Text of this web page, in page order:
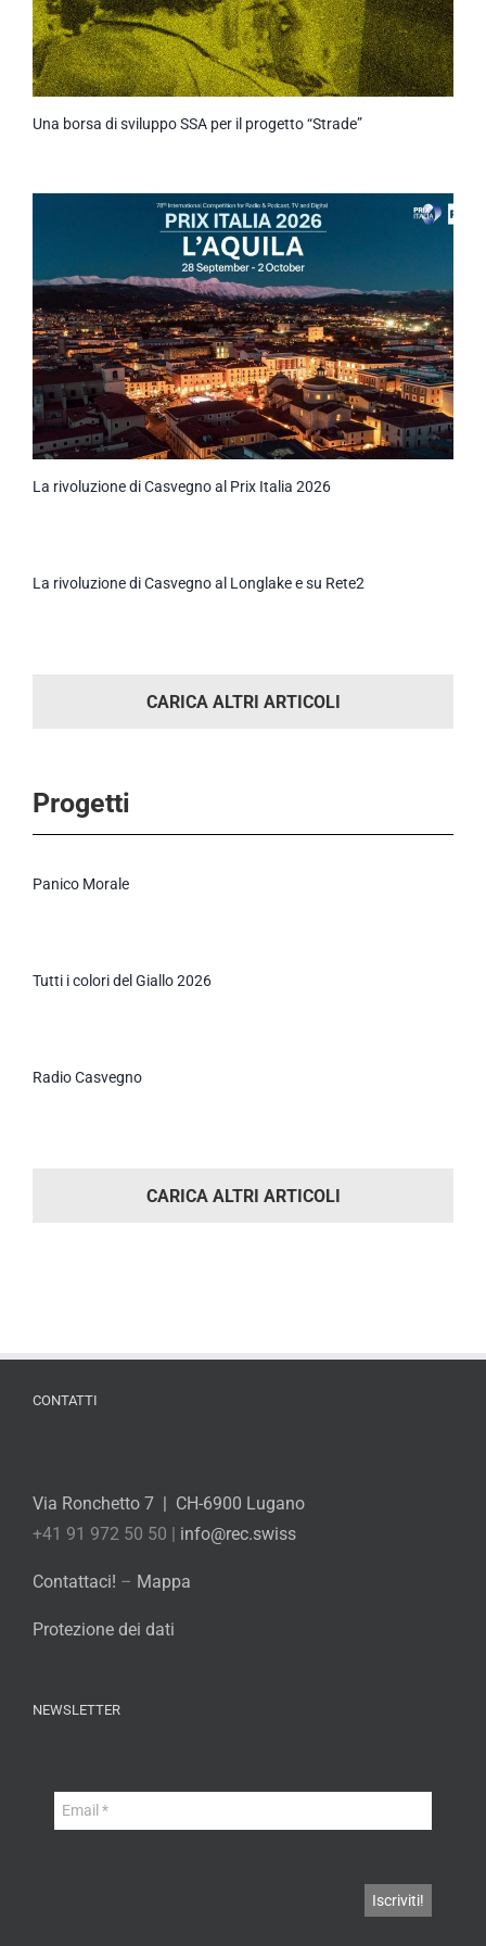
Una borsa di sviluppo SSA per il progetto “Strade”
La rivoluzione di Casvegno al Prix Italia 2026
La rivoluzione di Casvegno al Longlake e su Rete2
CARICA ALTRI ARTICOLI
Progetti
Panico Morale
Tutti i colori del Giallo 2026
Radio Casvegno
CARICA ALTRI ARTICOLI
CONTATTI
Via Ronchetto 7 | CH-6900 Lugano
+41 91 972 50 50 | info@rec.swiss
Contattaci! – Mappa
Protezione dei dati
NEWSLETTER